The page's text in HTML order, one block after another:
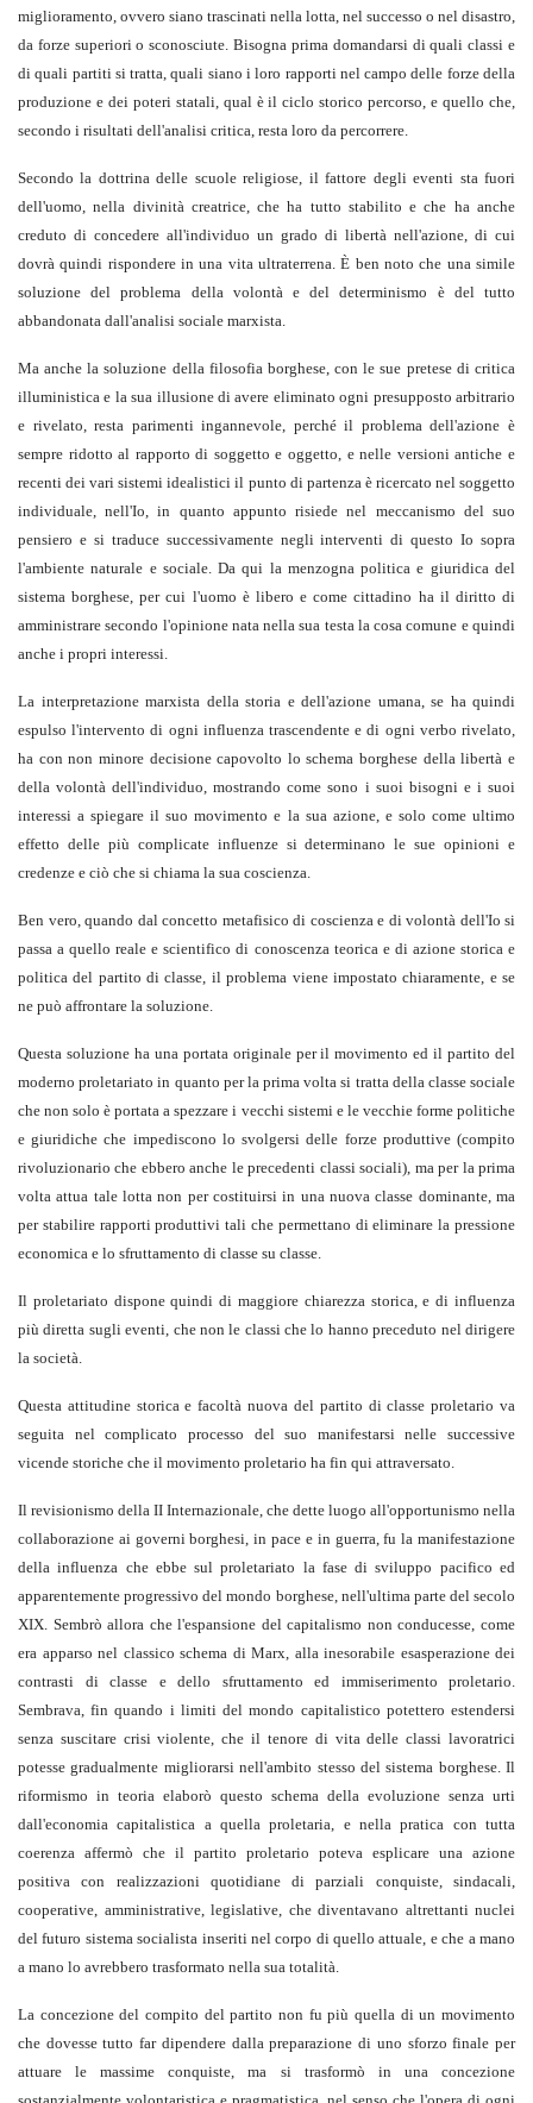
miglioramento, ovvero siano trascinati nella lotta, nel successo o nel disastro,
da forze superiori o sconosciute. Bisogna prima domandarsi di quali classi e
di quali partiti si tratta, quali siano i loro rapporti nel campo delle forze della
produzione e dei poteri statali, qual è il ciclo storico percorso, e quello che,
secondo i risultati dell'analisi critica, resta loro da percorrere.
Secondo la dottrina delle scuole religiose, il fattore degli eventi sta fuori
dell'uomo, nella divinità creatrice, che ha tutto stabilito e che ha anche
creduto di concedere all'individuo un grado di libertà nell'azione, di cui
dovrà quindi rispondere in una vita ultraterrena. È ben noto che una simile
soluzione del problema della volontà e del determinismo è del tutto
abbandonata dall'analisi sociale marxista.
Ma anche la soluzione della filosofia borghese, con le sue pretese di critica
illuministica e la sua illusione di avere eliminato ogni presupposto arbitrario
e rivelato, resta parimenti ingannevole, perché il problema dell'azione è
sempre ridotto al rapporto di soggetto e oggetto, e nelle versioni antiche e
recenti dei vari sistemi idealistici il punto di partenza è ricercato nel soggetto
individuale, nell'Io, in quanto appunto risiede nel meccanismo del suo
pensiero e si traduce successivamente negli interventi di questo Io sopra
l'ambiente naturale e sociale. Da qui la menzogna politica e giuridica del
sistema borghese, per cui l'uomo è libero e come cittadino ha il diritto di
amministrare secondo l'opinione nata nella sua testa la cosa comune e quindi
anche i propri interessi.
La interpretazione marxista della storia e dell'azione umana, se ha quindi
espulso l'intervento di ogni influenza trascendente e di ogni verbo rivelato,
ha con non minore decisione capovolto lo schema borghese della libertà e
della volontà dell'individuo, mostrando come sono i suoi bisogni e i suoi
interessi a spiegare il suo movimento e la sua azione, e solo come ultimo
effetto delle più complicate influenze si determinano le sue opinioni e
credenze e ciò che si chiama la sua coscienza.
Ben vero, quando dal concetto metafisico di coscienza e di volontà dell'Io si
passa a quello reale e scientifico di conoscenza teorica e di azione storica e
politica del partito di classe, il problema viene impostato chiaramente, e se
ne può affrontare la soluzione.
Questa soluzione ha una portata originale per il movimento ed il partito del
moderno proletariato in quanto per la prima volta si tratta della classe sociale
che non solo è portata a spezzare i vecchi sistemi e le vecchie forme politiche
e giuridiche che impediscono lo svolgersi delle forze produttive (compito
rivoluzionario che ebbero anche le precedenti classi sociali), ma per la prima
volta attua tale lotta non per costituirsi in una nuova classe dominante, ma
per stabilire rapporti produttivi tali che permettano di eliminare la pressione
economica e lo sfruttamento di classe su classe.
Il proletariato dispone quindi di maggiore chiarezza storica, e di influenza
più diretta sugli eventi, che non le classi che lo hanno preceduto nel dirigere
la società.
Questa attitudine storica e facoltà nuova del partito di classe proletario va
seguita nel complicato processo del suo manifestarsi nelle successive
vicende storiche che il movimento proletario ha fin qui attraversato.
Il revisionismo della II Internazionale, che dette luogo all'opportunismo nella
collaborazione ai governi borghesi, in pace e in guerra, fu la manifestazione
della influenza che ebbe sul proletariato la fase di sviluppo pacifico ed
apparentemente progressivo del mondo borghese, nell'ultima parte del secolo
XIX. Sembrò allora che l'espansione del capitalismo non conducesse, come
era apparso nel classico schema di Marx, alla inesorabile esasperazione dei
contrasti di classe e dello sfruttamento ed immiserimento proletario.
Sembrava, fin quando i limiti del mondo capitalistico potettero estendersi
senza suscitare crisi violente, che il tenore di vita delle classi lavoratrici
potesse gradualmente migliorarsi nell'ambito stesso del sistema borghese. Il
riformismo in teoria elaborò questo schema della evoluzione senza urti
dall'economia capitalistica a quella proletaria, e nella pratica con tutta
coerenza affermò che il partito proletario poteva esplicare una azione
positiva con realizzazioni quotidiane di parziali conquiste, sindacali,
cooperative, amministrative, legislative, che diventavano altrettanti nuclei
del futuro sistema socialista inseriti nel corpo di quello attuale, e che a mano
a mano lo avrebbero trasformato nella sua totalità.
La concezione del compito del partito non fu più quella di un movimento
che dovesse tutto far dipendere dalla preparazione di uno sforzo finale per
attuare le massime conquiste, ma si trasformò in una concezione